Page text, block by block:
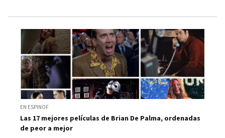
EN ESPINOF
Las 17 mejores películas de Brian De Palma, ordenadas
de peor a mejor